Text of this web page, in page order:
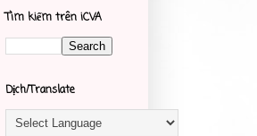
Tìm kiếm trên iCVA
Dịch/Translate